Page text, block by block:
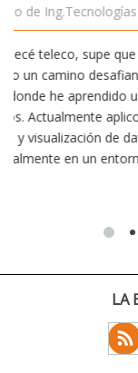
Estudiar
conectividad
exige
convencido
LA